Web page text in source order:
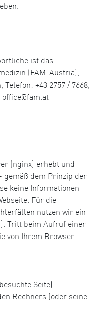
ist das
(FAM-Austria),
+43 2757 / 7668,
(nginx) erhebt und
gemäß dem Prinzip der
keine Informationen
Für die
nutzen wir ein
Tritt beim Aufruf einer
von Ihrem Browser
Seite)
Rechners (oder seine